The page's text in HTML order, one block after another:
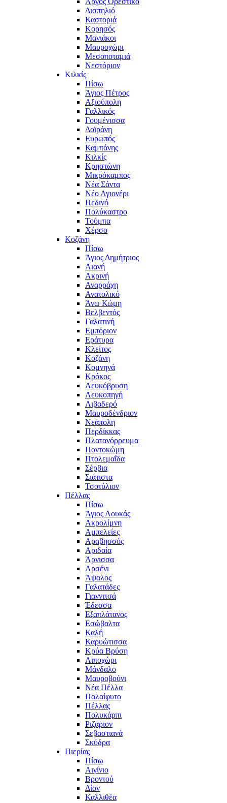
Δισπηλιό
Καστοριά
Κορησός
Μανιάκοι
Μαυροχώρι
Μεσοποταμιά
Νεστόριον
Κιλκίς
Πίσω
Άγιος Πέτρος
Αξιούπολη
Γαλλικός
Γουμένισσα
Δοϊράνη
Ευρωπός
Καμπάνης
Κιλκίς
Κρηστώνη
Μικρόκαμπος
Νέα Σάντα
Νέο Αγιονέρι
Πεδινό
Πολύκαστρο
Τούμπα
Χέρσο
Κοζάνη
Πίσω
Άγιος Δημήτριος
Αιανή
Ακρινή
Αναρράχη
Ανατολικό
Άνω Κώμη
Βελβεντός
Γαλατινή
Εμπόριον
Εράτυρα
Κλείτος
Κοζάνη
Κομνηνά
Κρόκος
Λευκόβρυση
Λευκοπηγή
Λιβαδερό
Μαυροδένδριον
Νεάπολη
Περδίκκας
Πλατανόρρευμα
Ποντοκώμη
Πτολεμαΐδα
Σέρβια
Σιάτιστα
Τσοτύλιον
Πέλλας
Πίσω
Άγιος Λουκάς
Ακρολίμνη
Αμπελείες
Αραβησσός
Αριδαία
Άρνισσα
Αρσένι
Άψαλος
Γαλατάδες
Γιαννιτσά
Έδεσσα
Εξαπλάτανος
Εσώβαλτα
Καλή
Καρυώτισσα
Κρύα Βρύση
Λιποχώρι
Μάνδαλο
Μαυροβούνι
Νέα Πέλλα
Παλαίφυτο
Πέλλας
Πολυκάρπι
Ριζάριον
Σεβαστιανά
Σκύδρα
Πιερίας
Πίσω
Αιγίνιο
Βροντού
Δίον
Καλλιθέα